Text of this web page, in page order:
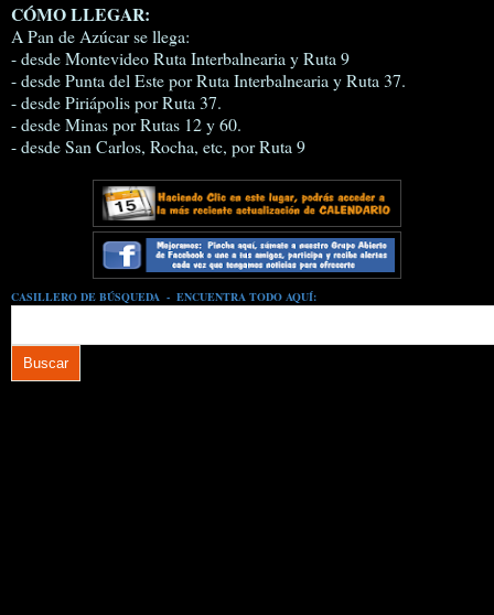
CÓMO LLEGAR:
A Pan de Azúcar se llega:
- desde Montevideo Ruta Interbalnearia y Ruta 9
- desde Punta del Este por Ruta Interbalnearia y Ruta 37.
- desde Piriápolis por Ruta 37.
- desde Minas por Rutas 12 y 60.
- desde San Carlos, Rocha, etc, por Ruta 9
CASILLERO DE BÚSQUEDA - ENCUENTRA TODO AQUÍ: